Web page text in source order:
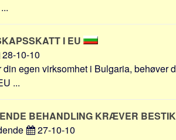
I EU
28-10-10
din egen virksomhet i Bulgaria, behøver
...
BEHANDLING KRÆVER
27-10-10